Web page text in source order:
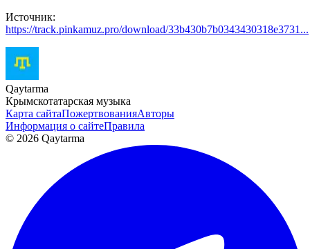
Источник:
https://track.pinkamuz.pro/download/33b430b7b0343430318e3731...
Qaytarma
Крымскотатарская музыка
Карта сайтаПожертвованияАвторы
Информация о сайтеПравила
© 2026 Qaytarma